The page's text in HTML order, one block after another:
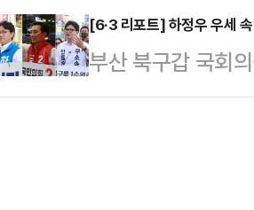
▲2인 가구 14만
원금을 받는다.
가구 …
경쟁력을 갖춘 두
이 나타나고 있어
하는 구호가 부산
[6·3 리포트] 하정우 우세
부산 북구갑 국회
가 꼽히고 있지만